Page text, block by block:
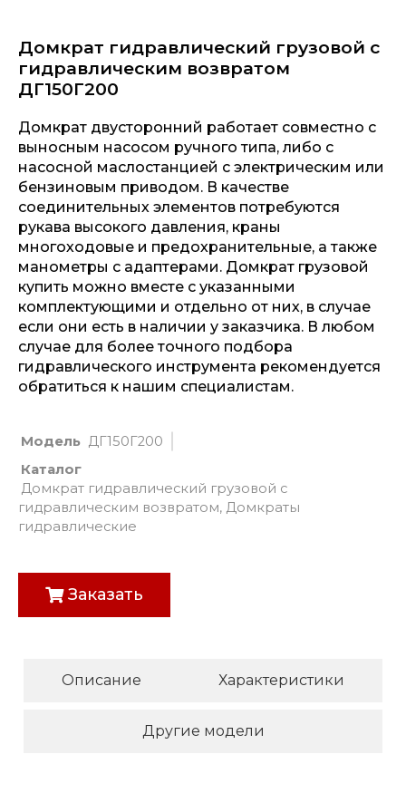
Домкрат гидравлический грузовой с
гидравлическим возвратом
ДГ150Г200
Домкрат двусторонний работает совместно с
выносным насосом ручного типа, либо с
насосной маслостанцией с электрическим или
бензиновым приводом. В качестве
соединительных элементов потребуются
рукава высокого давления, краны
многоходовые и предохранительные, а также
манометры с адаптерами. Домкрат грузовой
купить можно вместе с указанными
комплектующими и отдельно от них, в случае
если они есть в наличии у заказчика. В любом
случае для более точного подбора
гидравлического инструмента рекомендуется
обратиться к нашим специалистам.
Модель ДГ150Г200
Каталог
Домкрат гидравлический грузовой с
гидравлическим возвратом, Домкраты
гидравлические
Заказать
Описание Характеристики
Другие модели